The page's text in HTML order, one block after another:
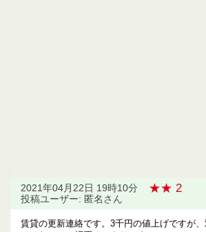
2021年04月22日 19時10分 ★★ 2
投稿ユーザー: 匿名さん
賃貸の更新連絡です。3千円の値上げですが